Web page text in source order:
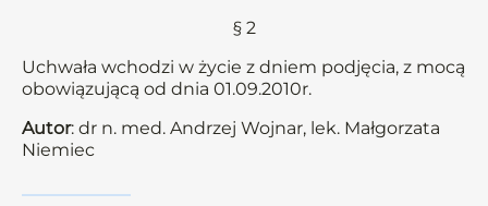
§ 2
Uchwała wchodzi w życie z dniem podjęcia, z mocą
obowiązującą od dnia 01.09.2010r.
Autor: dr n. med. Andrzej Wojnar, lek. Małgorzata
Niemiec